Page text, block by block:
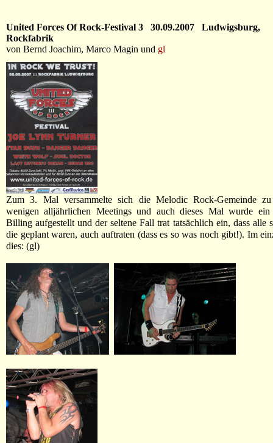
United Forces Of Rock-Festival 3 30.09.2007 Ludwigsburg,
Rockfabrik
von Bernd Joachim, Marco Magin und gl
Zum 3. Mal versammelte sich die Melodic Rock-Gemeinde
wenigen alljährlichen Meetings und auch dieses Mal wurde ein
Billing aufgestellt und der seltene Fall trat tatsächlich ein, dass alle
die geplant waren, auch auftraten (dass es so was noch gibt!). Im
dies: (gl)